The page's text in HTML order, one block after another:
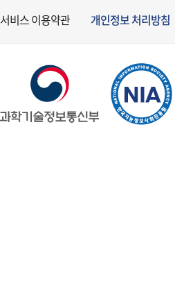
서비스 이용약관 개인정보 처리방침